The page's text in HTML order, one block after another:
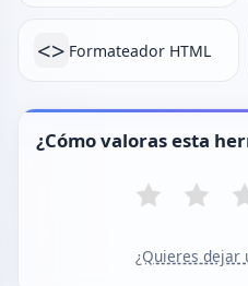
<> Formateador HTML
¿Cómo valoras esta
¿Quieres dejar